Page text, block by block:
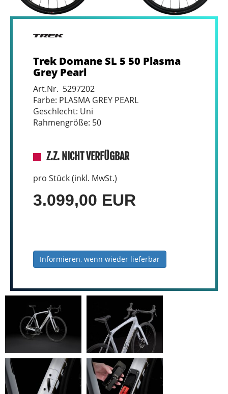
Trek Domane SL 5 50 Plasma
Grey Pearl
Art.Nr. 5297202
Farbe: PLASMA GREY PEARL
Geschlecht: Uni
Rahmengröße: 50
Z.Z. NICHT VERFÜGBAR
pro Stück (inkl. MwSt.)
3.099,00 EUR
Informieren, wenn wieder lieferbar